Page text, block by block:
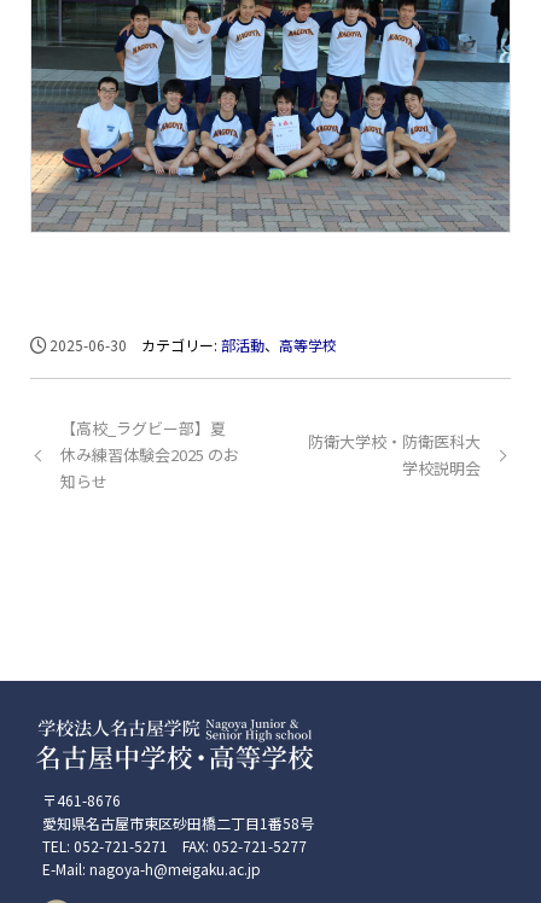
2025-06-30 カテゴリー:部活動、高等学校
【高校_ラグビー部】夏
休み練習体験会2025 のお
知らせ
防衛大学校・防衛医科大
学校説明会
〒461-8676
愛知県名古屋市東区砂田橋二丁目1番58号
TEL: 052-721-5271 FAX: 052-721-5277
E-Mail: nagoya-h@meigaku.ac.jp